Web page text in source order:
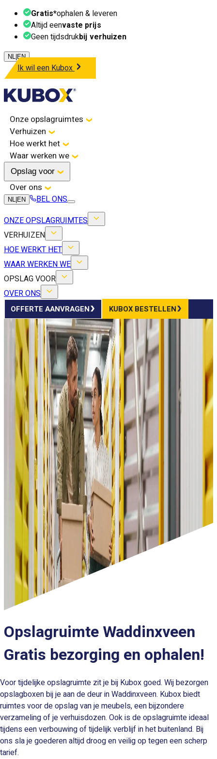
Gratis*ophalen & leveren
Altijd eenvaste prijs
Geen tijdsdrukbij verhuizen
NL EN
Ik wil een Kubox
Onze opslagruimtes
Verhuizen
Hoe werkt het
Waar werken we
Opslag voor
Over ons
NL EN
BEL ONS
ONZE OPSLAGRUIMTES
VERHUIZEN
HOE WERKT HET
WAAR WERKEN WE
OPSLAG VOOR
OVER ONS
OFFERTE AANVRAGEN KUBOX BESTELLEN
Opslagruimte Waddinxveen
Gratis bezorging en ophalen!
Voor tijdelijke opslagruimte zit je bij Kubox goed. Wij bezorgen
opslagboxen bij je aan de deur in Waddinxveen. Kubox biedt
ruimtes voor de opslag van je meubels, een bijzondere
verzameling of je verhuisdozen. Ook is de opslagruimte ideaal
tijdens een verbouwing of tijdelijk verblijf in het buitenland. Bij
ons sla je goederen altijd droog en veilig op tegen een scherp
tarief.